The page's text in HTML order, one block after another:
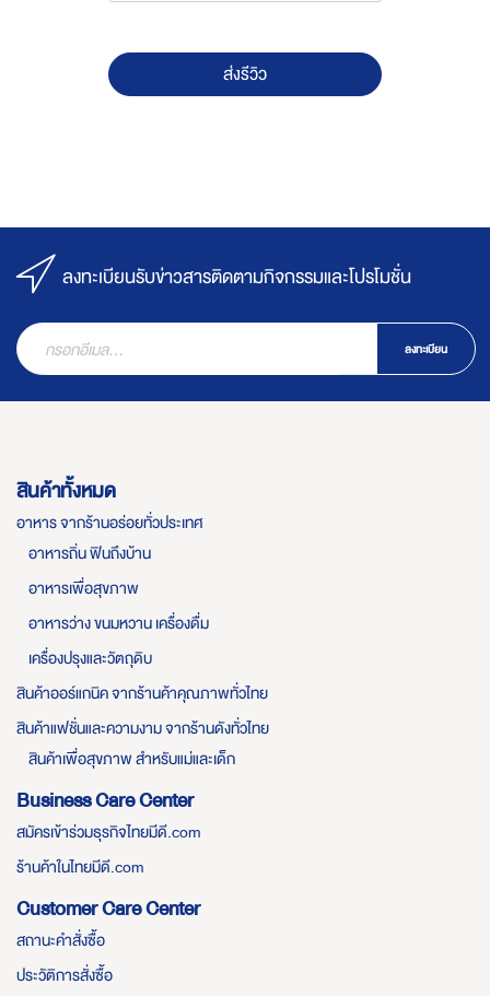
ส่งรีวิว
ลงทะเบียนรับข่าวสารติดตามกิจกรรมและโปรโมชั่น
ลงทะเบียน
สินค้าทั้งหมด
อาหาร จากร้านอร่อยทั่วประเทศ
อาหารถิ่น ฟินถึงบ้าน
อาหารเพื่อสุขภาพ
อาหารว่าง ขนมหวาน เครื่องดื่ม
เครื่องปรุงและวัตถุดิบ
สินค้าออร์แกนิค จากร้านค้าคุณภาพทั่วไทย
สินค้าแฟชั่นและความงาม จากร้านดังทั่วไทย
สินค้าเพื่อสุขภาพ สำหรับแม่และเด็ก
Business Care Center
สมัครเข้าร่วมธุรกิจไทยมีดี.com
ร้านค้าในไทยมีดี.com
Customer Care Center
สถานะคำสั่งซื้อ
ประวัติการสั่งซื้อ